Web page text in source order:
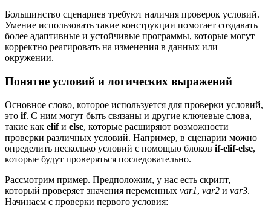
Большинство сценариев требуют наличия проверок условий.
Умение использовать такие конструкции помогает создавать
более адаптивные и устойчивые программы, которые могут
корректно реагировать на изменения в данных или
окружении.
Понятие условий и логических выражений
Основное слово, которое используется для проверки условий,
это if. С ним могут быть связаны и другие ключевые слова,
такие как elifи else, которые расширяют возможности
проверки различных условий. Например, в сценарии можно
определить несколько условий с помощью блоков if-elif-else,
которые будут проверяться последовательно.
Рассмотрим пример. Предположим, у нас есть скрипт,
который проверяет значения переменных var1, var2 и var3.
Начинаем с проверки первого условия: